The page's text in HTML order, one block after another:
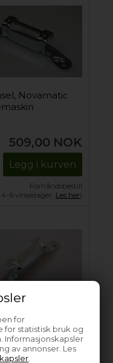
for
for statistisk bruk og
Informasjonskapsler
av annonser. Les
Novamatic
509,00 NOK
Legg i kurven
Forhåndsbestill
4-6 virkedager. Les her)
Novamatic
- Grå